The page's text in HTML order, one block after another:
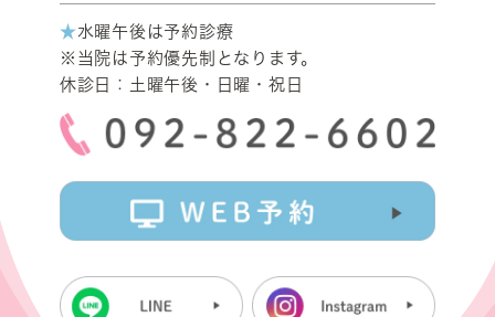
★水曜午後は予約診療
※当院は予約優先制となります。
休診日：土曜午後・日曜・祝日